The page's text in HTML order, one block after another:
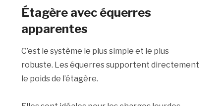
Étagère avec équerres
apparentes
C’est le système le plus simple et le plus
robuste. Les équerres supportent directement
le poids de l’étagère.